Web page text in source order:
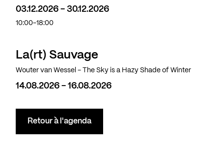
03.12.2026 - 30.12.2026
10:00-18:00
La(rt) Sauvage
Wouter van Wessel - The Sky is a Hazy Shade of Winter
14.08.2026 - 16.08.2026
Retour à l'agenda